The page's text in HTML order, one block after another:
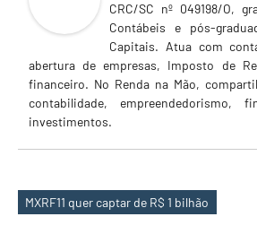
CRC/SC nº 049198/O,
Contábeis e pós-
Capitais. Atua com
abertura de empresas, Imposto de
financeiro. No Renda na Mão,
contabilidade, empreendedorismo,
investimentos.
Tags
MXRF11 quer captar de R$ 1 bilhão